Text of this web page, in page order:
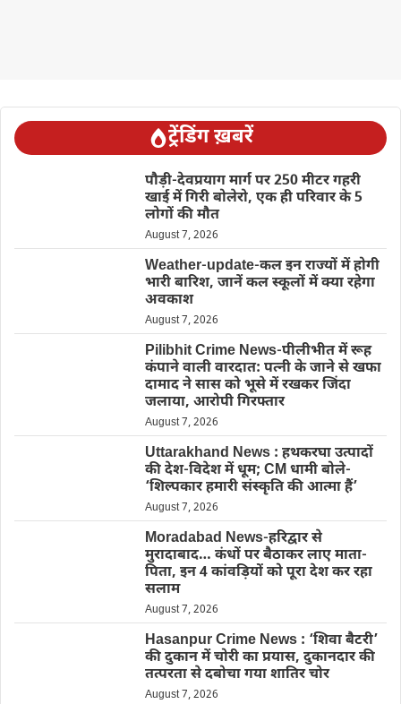
ट्रेंडिंग ख़बरें
पौड़ी-देवप्रयाग मार्ग पर 250 मीटर गहरी
खाई में गिरी बोलेरो, एक ही परिवार के 5
लोगों की मौत
August 7, 2026
Weather-update-कल इन राज्यों में होगी
भारी बारिश, जानें कल स्कूलों में क्या रहेगा
अवकाश
August 7, 2026
Pilibhit Crime News-पीलीभीत में रूह
कंपाने वाली वारदात: पत्नी के जाने से खफा
दामाद ने सास को भूसे में रखकर जिंदा
जलाया, आरोपी गिरफ्तार
August 7, 2026
Uttarakhand News : हथकरघा उत्पादों
की देश-विदेश में धूम; CM धामी बोले-
‘शिल्पकार हमारी संस्कृति की आत्मा हैं’
August 7, 2026
Moradabad News-हरिद्वार से
मुरादाबाद… कंधों पर बैठाकर लाए माता-
पिता, इन 4 कांवड़ियों को पूरा देश कर रहा
सलाम
August 7, 2026
Hasanpur Crime News : ‘शिवा बैटरी’
की दुकान में चोरी का प्रयास, दुकानदार की
तत्परता से दबोचा गया शातिर चोर
August 7, 2026